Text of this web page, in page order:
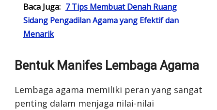
Baca Juga: 7 Tips Membuat Denah Ruang
Sidang Pengadilan Agama yang Efektif dan
Menarik
Bentuk Manifes Lembaga Agama
Lembaga agama memiliki peran yang sangat
penting dalam menjaga nilai-nilai